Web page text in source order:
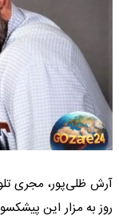
آرش ظلی‌پور، مجری
روز به مزار این